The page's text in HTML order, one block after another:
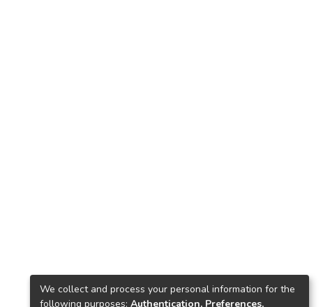
We collect and process your personal information for the
following purposes: Authentication, Preferences,